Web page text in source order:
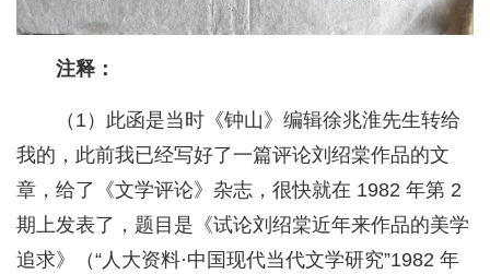
注释：
（1）此函是当时《钟山》编辑徐兆淮先生转给
我的，此前我已经写好了一篇评论刘绍棠作品的文
章，给了《文学评论》杂志，很快就在 1982 年第 2
期上发表了，题目是《试论刘绍棠近年来作品的美学
追求》（“人大资料·中国现代当代文学研究”1982 年